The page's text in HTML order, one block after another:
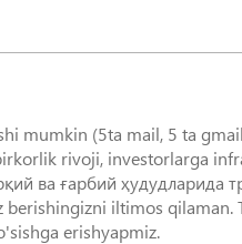
mumkin (5ta mail, 5 ta
rivoji, investorlarga
ва ғарбий ҳудудларида
iltimos
erishyapmiz.